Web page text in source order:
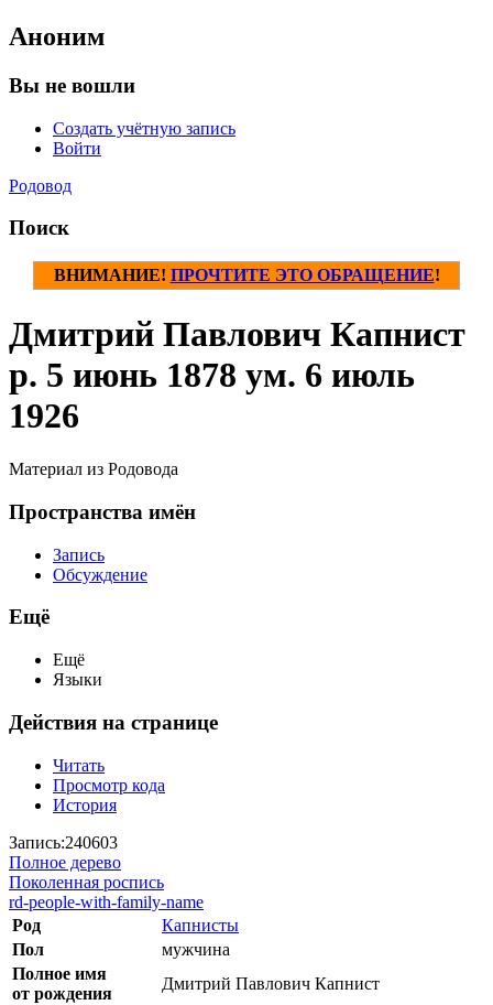
Аноним
Вы не вошли
Создать учётную запись
Войти
Родовод
Поиск
ВНИМАНИЕ! ПРОЧТИТЕ ЭТО ОБРАЩЕНИЕ!
Дмитрий Павлович Капнист
р. 5 июнь 1878 ум. 6 июль
1926
Материал из Родовода
Пространства имён
Запись
Обсуждение
Ещё
Ещё
Языки
Действия на странице
Читать
Просмотр кода
История
Запись:240603
Полное дерево
Поколенная роспись
rd-people-with-family-name
Род
Капнисты
Пол
мужчина
Полное имя
от рождения
Дмитрий Павлович Капнист